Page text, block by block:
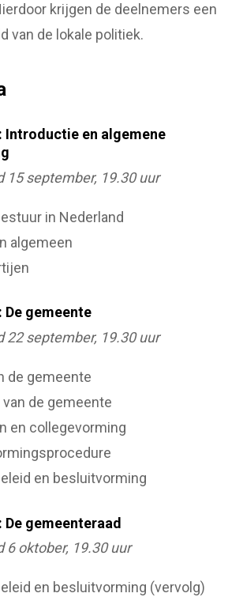
krijgen de deelnemers een
van de lokale politiek.
Introductie en algemene
15 september, 19.30 uur
in Nederland
algemeen
De gemeente
22 september, 19.30 uur
de gemeente
de gemeente
en collegevorming
en besluitvorming
gemeenteraad
6 oktober, 19.30 uur
en besluitvorming (vervolg)